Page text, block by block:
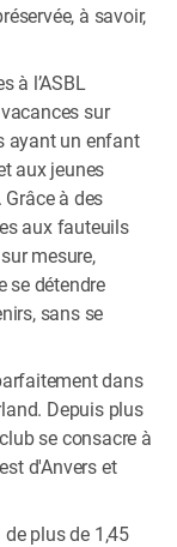
à savoir,
à l’ASBL
sur
ayant un enfant
aux jeunes
à des
aux fauteuils
mesure,
se détendre
sans se
dans
Depuis plus
se consacre à
d'Anvers et
plus de 1,45